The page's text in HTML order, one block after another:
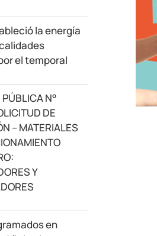
la energía
el temporal
N°
DE
– MATERIALES
Y
en